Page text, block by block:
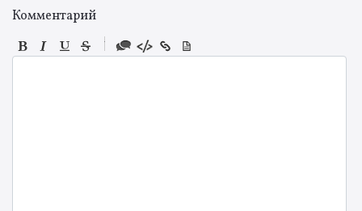
Комментарий
-
-